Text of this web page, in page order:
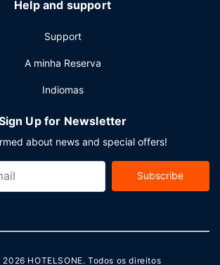
Help and support
Support
A minha Reserva
Indiomas
Up for Newsletter
about news and special offers!
Subscribe
2026 HOTELSONE. Todos os direitos